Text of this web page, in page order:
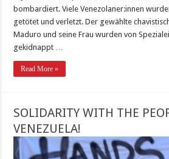
bombardiert. Viele Venezolaner:innen
getötet und verletzt. Der gewählte
Maduro und seine Frau wurden von
gekidnappt …
Read More »
SOLIDARITY WITH THE
VENEZUELA!